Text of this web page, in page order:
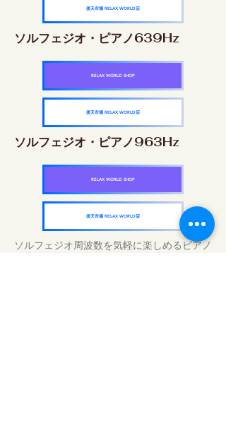
楽天市場 RELAX WORLD店
ソルフェジオ・ピアノ639Hz
RELAX WORLD SHOP
楽天市場 RELAX WORLD店
ソルフェジオ・ピアノ963Hz
RELAX WORLD SHOP
楽天市場 RELAX WORLD店
ソルフェジオ周波数を気軽に楽しめるピアノ